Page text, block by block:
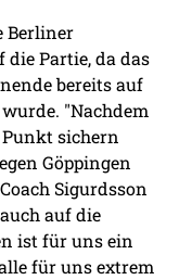
Berliner
Partie, da das
bereits auf
"Nachdem
sichern
Göppingen
Sigurdsson
auf die
ist für uns ein
für uns extrem